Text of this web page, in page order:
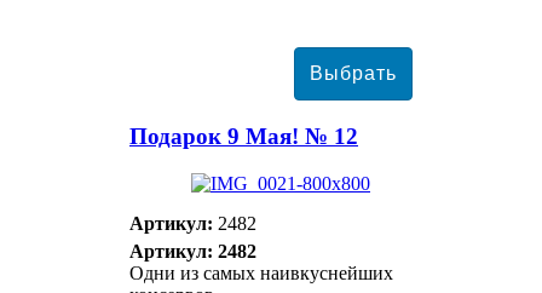
Подарок 9 Мая! № 12
Артикул: 2482
Артикул: 2482
Одни из самых наивкуснейших